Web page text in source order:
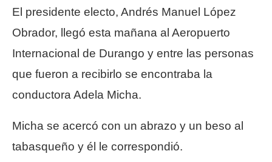
El presidente electo, Andrés Manuel López
Obrador, llegó esta mañana al Aeropuerto
Internacional de Durango y entre las personas
que fueron a recibirlo se encontraba la
conductora Adela Micha.
Micha se acercó con un abrazo y un beso al
tabasqueño y él le correspondió.